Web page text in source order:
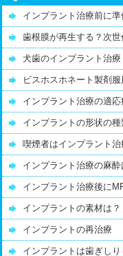
インプラント治療前に準
歯根膜が再生する？次
犬歯のインプラント治療
ビスホスホネート製剤
インプラント治療の適
インプラントの形状の
喫煙者はインプラント治
インプラント治療の麻酔
インプラント治療後に
インプラントの素材は？
インプラントの再治療
インプラントは歯ぎしり